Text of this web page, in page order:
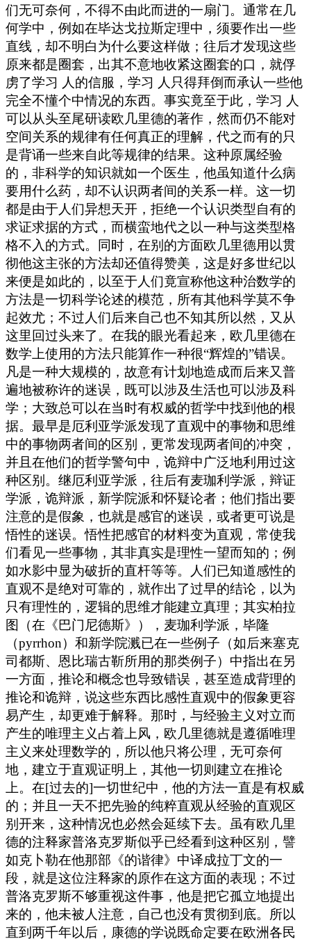
们无可奈何，不得不由此而进的一扇门。通常在几
何学中，例如在毕达戈拉斯定理中，须要作出一些
直线，却不明白为什么要这样做；往后才发现这些
原来都是圈套，出其不意地收紧这圈套的口，就俘
虏了学习 人的信服，学习 人只得拜倒而承认一些他
完全不懂个中情况的东西。事实竟至于此，学习 人
可以从头至尾研读欧几里德的著作，然而仍不能对
空间关系的规律有任何真正的理解，代之而有的只
是背诵一些来自此等规律的结果。这种原属经验
的，非科学的知识就如一个医生，他虽知道什么病
要用什么药，却不认识两者间的关系一样。这一切
都是由于人们异想天开，拒绝一个认识类型自有的
求证求据的方式，而横蛮地代之以一种与这类型格
格不入的方式。同时，在别的方面欧几里德用以贯
彻他这主张的方法却还值得赞美，这是好多世纪以
来便是如此的，以至于人们竟宣称他这种治数学的
方法是一切科学论述的模范，所有其他科学莫不争
起效尤；不过人们后来自己也不知其所以然，又从
这里回过头来了。在我的眼光看起来，欧几里德在
数学上使用的方法只能算作一种很“辉煌的”错误。
凡是一种大规模的，故意有计划地造成而后来又普
遍地被称许的迷误，既可以涉及生活也可以涉及科
学；大致总可以在当时有权威的哲学中找到他的根
据。最早是厄利亚学派发现了直观中的事物和思维
中的事物两者间的区别，更常发现两者间的冲突，
并且在他们的哲学警句中，诡辩中广泛地利用过这
种区别。继厄利亚学派，往后有麦珈利学派，辩证
学派，诡辩派，新学院派和怀疑论者；他们指出要
注意的是假象，也就是感官的迷误，或者更可说是
悟性的迷误。悟性把感官的材料变为直观，常使我
们看见一些事物，其非真实是理性一望而知的；例
如水影中显为破折的直杆等等。人们已知道感性的
直观不是绝对可靠的，就作出了过早的结论，以为
只有理性的，逻辑的思维才能建立真理；其实柏拉
图（在《巴门尼德斯》），麦珈利学派，毕隆
（pyrrhon）和新学院溅已在一些例子（如后来塞克
司都斯、恩比瑞古靳所用的那类例子）中指出在另
一方面，推论和概念也导致错误，甚至造成背理的
推论和诡辩，说这些东西比感性直观中的假象更容
易产生，却更难于解释。那时，与经验主义对立而
产生的唯理主义占着上风，欧几里德就是遵循唯理
主义来处理数学的，所以他只将公理，无可奈何
地，建立于直观证明上，其他一切则建立在推论
上。在[过去的]一切世纪中，他的方法一直是有权威
的；并且一天不把先验的纯粹直观从经验的直观区
别开来，这种情况也必然会延续下去。虽有欧几里
德的注释家普洛克罗斯似乎已经看到这种区别，譬
如克卜勒在他那部《的谐律》中译成拉丁文的一
段，就是这位注释家的原作在这方面的表现；不过
普洛克罗斯不够重视这件事，他是把它孤立地提出
来的，他未被人注意，自己也没有贯彻到底。所以
直到两千年以后，康德的学说既命定要在欧洲各民